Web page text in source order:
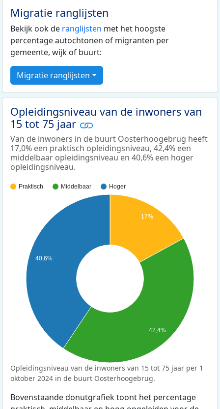
Migratie ranglijsten
Bekijk ook de ranglijsten met het hoogste
percentage autochtonen of migranten per
gemeente, wijk of buurt:
Migratie ranglijsten
Opleidingsniveau van de inwoners van
15 tot 75 jaar
Van de inwoners in de buurt Oosterhoogebrug heeft
17,0% een praktisch opleidingsniveau, 42,4% een
middelbaar opleidingsniveau en 40,6% een hoger
opleidingsniveau.
Praktisch Middelbaar Hoger
17%
40,6%
42,4%
Opleidingsniveau van de inwoners van 15 tot 75 jaar per 1
oktober 2024 in de buurt Oosterhoogebrug.
Bovenstaande donutgrafiek toont het percentage